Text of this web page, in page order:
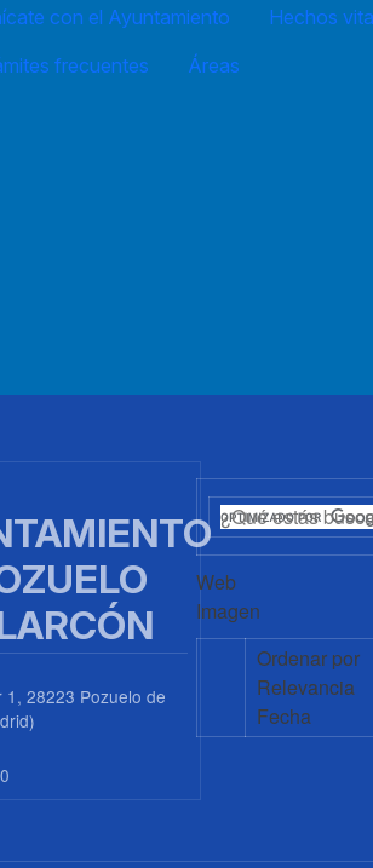
con el Ayuntamiento
Hechos
frecuentes Áreas
1, 28223 Pozuelo de
Web
Imagen
Ordenar por
Relevancia
Fecha